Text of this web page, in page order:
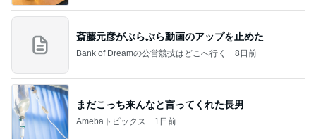
斎藤元彦がぶらぶら動画のアップを止めた
Bank of Dreamの公営競技はどこへ行く 8日前
まだこっち来んなと言ってくれた長男
Amebaトピックス 1日前